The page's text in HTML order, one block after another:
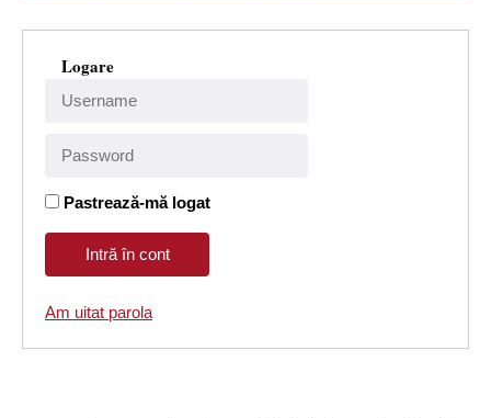
Logare
Pastrează-mă logat
Am uitat parola